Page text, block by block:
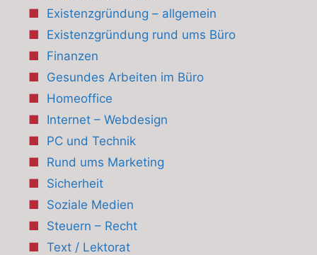
Existenzgründung – allgemein
Existenzgründung rund ums Büro
Finanzen
Gesundes Arbeiten im Büro
Homeoffice
Internet – Webdesign
PC und Technik
Rund ums Marketing
Sicherheit
Soziale Medien
Steuern – Recht
Text / Lektorat